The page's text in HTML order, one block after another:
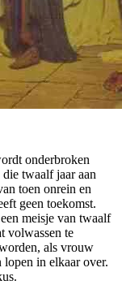
onderbroken
twaalf jaar aan
toen onrein en
geen toekomst.
meisje van twaalf
volwassen te
als vrouw
in elkaar over.